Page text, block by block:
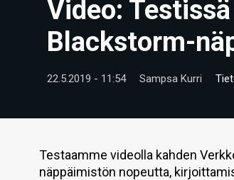
Video:
Blackstorm-
22.5.2019 - 11:54 Sampsa Kurri
Testaamme videolla kahden
näppäimistön nopeutta,